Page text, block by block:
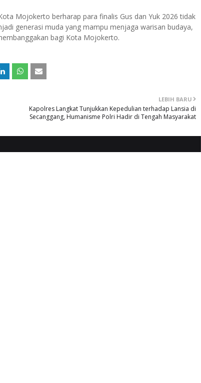
Mojokerto berharap para finalis Gus dan Yuk 2026 tidak
generasi muda yang mampu menjaga warisan budaya,
bagi Kota Mojokerto.
LEBIH BARU
Kapolres Langkat Tunjukkan Kepedulian terhadap Lansia di
Secanggang, Humanisme Polri Hadir di Tengah Masyarakat